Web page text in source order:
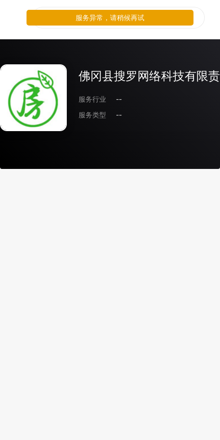
佛冈县搜罗网络科技有限
服务行业
--
服务类型
--
服务异常，请稍候再试